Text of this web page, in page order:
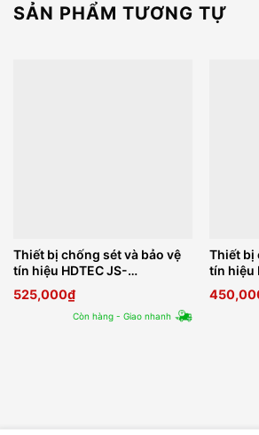
SẢN PHẨM TƯƠNG TỰ
Thiết bị chống sét và bảo vệ
tín hiệu HDTEC JS-
L6201POE-SPD
525,000₫
Còn hàng - Giao nhanh
Thiết bị
tín hiệu
2/PW